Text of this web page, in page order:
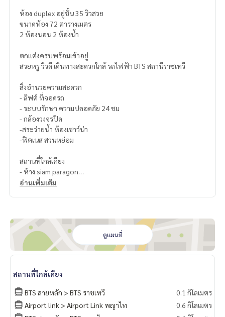
ห้อง duplex อยู่ชั้น 35 วิวสวย
ขนาดห้อง 72 ตารางเมตร
2 ห้องนอน 2 ห้องน้ำ
ตกแต่งครบพร้อมเข้าอยู่
สวยหรู วิวดี เดินทางสะดวกใกล้ รถไฟฟ้า BTS สถานีราชเทวี
สิ่งอำนวยความสะดวก
- ลิฟต์ ที่จอดรถ
- ระบบรักษา ความปลอดภัย 24 ชม
- กล้องวงจรปิด
-สระว่ายน้ำ ห้องเซาว์น่า
-ฟิตเนส สวนหย่อม
สถานที่ใกล้เคียง
- ห้าง siam paragon
- ห้าง siam discovery
อ่านเพิ่มเติม
ดูแผนที่
สถานที่ใกล้เคียง
BTS สายหลัก > BTS ราชเทวี
0.1 กิโลเมตร
Airport link > Airport Link พญาไท
0.6 กิโลเมตร